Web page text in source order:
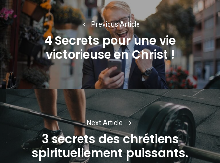
de
l’article
Previous Article
Previous
post:
4 Secrets pour une vie
victorieuse en Christ !
Next Article
Next
post:
3 secrets des chrétiens
spirituellement puissants.